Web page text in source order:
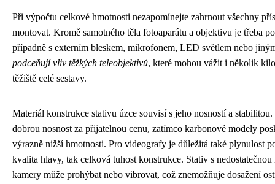
Při výpočtu celkové hmotnosti nezapomínejte zahrnout všechny
montovat. Kromě samotného těla fotoaparátu a objektivu je třeba
případně s externím bleskem, mikrofonem, LED světlem nebo
podceňují vliv těžkých teleobjektivů, které mohou vážit i několik
těžiště celé sestavy.
Materiál konstrukce stativu úzce souvisí s jeho nosností a
dobrou nosnost za přijatelnou cenu, zatímco karbonové modely
výrazně nižší hmotnosti. Pro videografy je důležitá také plynulost
kvalita hlavy, tak celková tuhost konstrukce. Stativ s nedostatečnou
kamery může prohýbat nebo vibrovat, což znemožňuje dosažení